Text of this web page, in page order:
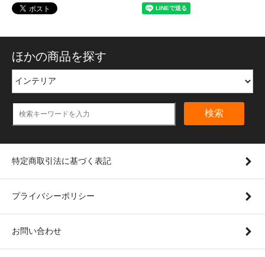
ほかの商品を探す
検索
特定商取引法に基づく表記
プライバシーポリシー
お問い合わせ